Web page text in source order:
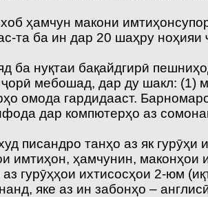
ҳамчун макони
та ба ин дар 20 шаҳру ноҳияи
ба нуқтаи бақайдгирӣ
ҷорӣ мебошад, дар ду шакл: (1)
омода гардидааст.
дар компютерҳо аз
писандро танҳо аз як гурӯҳи
имтиҳон, ҳамчунин, маконҳои
гурӯҳҳои ихтисосҳои 2-юм
яке аз ин забонҳо –